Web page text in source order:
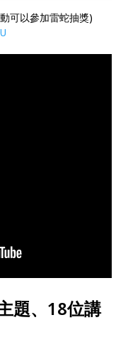
可以參加雷蛇抽獎)
題、18位講